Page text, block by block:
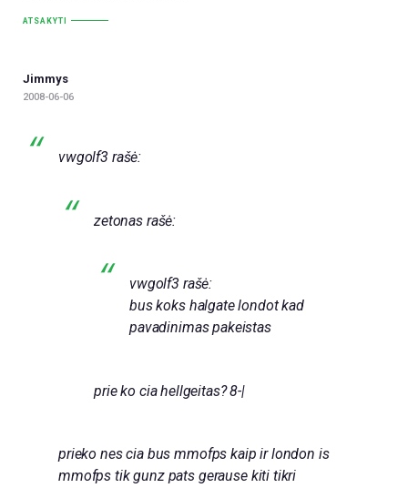
ATSAKYTI
Jimmys
2008-06-06
vwgolf3 rašė:
zetonas rašė:
vwgolf3 rašė:
bus koks halgate londot kad
pavadinimas pakeistas
prie ko cia hellgeitas? 8-|
prieko nes cia bus mmofps kaip ir london is
mmofps tik gunz pats gerause kiti tikri